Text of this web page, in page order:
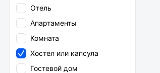
Отель
Апартаменты
Комната
Хостел или капсула
Гостевой дом